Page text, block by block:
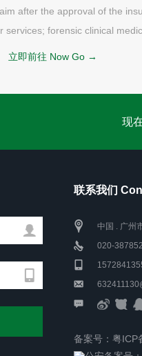
after the approval of the
services; forensic clinical
立即前往 Now Go →
现
联系我们
中国 . 广州
020-
备案号：粤ICP